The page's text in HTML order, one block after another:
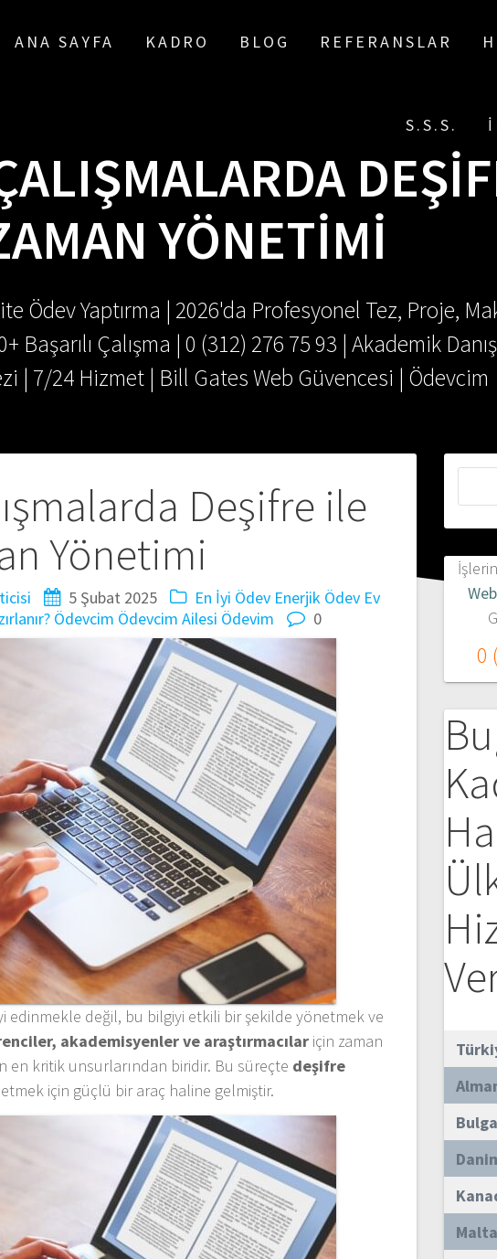
ANA SAYFA KADRO BLOG REFERANSLAR
S.S.S.
YÖNETIMI
Ödev Yaptırma | 2026'da Profesyonel Tez, Proje,
Başarılı Çalışma | 0 (312) 276 75 93 | Akademik
| 7/24 Hizmet | Bill Gates Web Güvencesi | Ödevcim
Deşifre ile
Yönetimi
5 Şubat 2025 En İyi Ödev Enerjik Ödev Ev
Ödevcim Ödevcim Ailesi Ödevim 0
edinmekle değil, bu bilgiyi etkili bir şekilde yönetmek ve
akademisyenler ve araştırmacılar için zaman
en kritik unsurlarından biridir. Bu süreçte deşifre
için güçlü bir araç haline gelmiştir.
0